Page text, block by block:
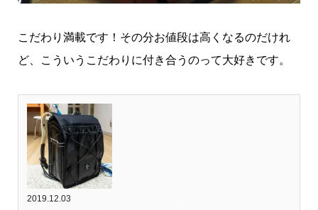
こだわり満載です！その分お値段は高くなるのだけれ
ど、こういうこだわりに付き合うのって大好きです。
2019.12.03